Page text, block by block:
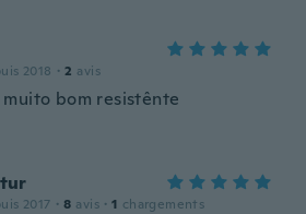
2018 · 2 avis
muito bom resistênte
2017 · 8 avis · 1 chargements